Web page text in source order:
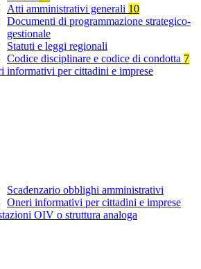
Atti amministrativi generali 10
Documenti di programmazione strategico-
gestionale
Statuti e leggi regionali
Codice disciplinare e codice di condotta 7
informativi per cittadini e imprese
Scadenzario obblighi amministrativi
Oneri informativi per cittadini e imprese
OIV o struttura analoga